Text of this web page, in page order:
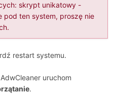
skrypt unikatowy -
pod ten system, proszę nie
restart systemu.
uruchom
.